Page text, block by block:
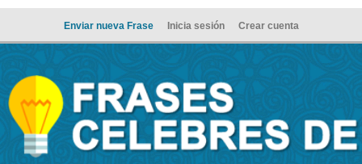
Enviar nueva Frase Inicia sesión Crear cuenta